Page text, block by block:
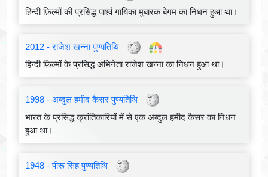
हिन्दी फ़िल्मों की प्रसिद्ध पार्श्व गायिका मुबारक बेगम का निधन हुआ था।
2012 - राजेश खन्ना पुण्यतिथि
हिन्दी फ़िल्मों के प्रसिद्ध अभिनेता राजेश खन्ना का निधन हुआ था।
1998 - अब्दुल हमीद कैसर पुण्यतिथि
भारत के प्रसिद्ध क्रांतिकारियों में से एक अब्दुल हमीद कैसर का निधन
हुआ था।
1948 - पीरू सिंह पुण्यतिथि